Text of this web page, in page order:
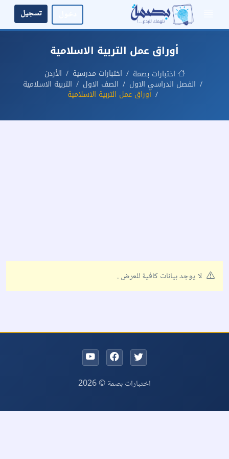
تسجيل
أوراق عمل التربية الاسلامية
اختبارات بصمة اختبارات مدرسية
الأردن
الفصل الدراسي الاول
الصف الاول
التربية الاسلامية
أوراق عمل التربية الاسلامية
لا يوجد بيانات كافية للعرض .
اختبارات بصمة © 2026